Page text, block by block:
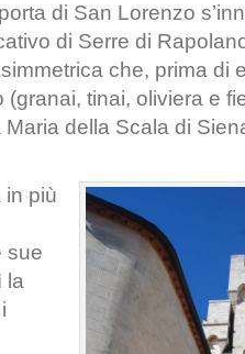
di San Lorenzo
di Serre di
che, prima di
(granai, tinai, oliviera e
Maria della Scala di
in più
sue
la